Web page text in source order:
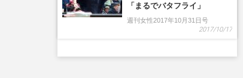
「まるでバタフライ」
週刊女性2017年10月31日号
2017/10/17